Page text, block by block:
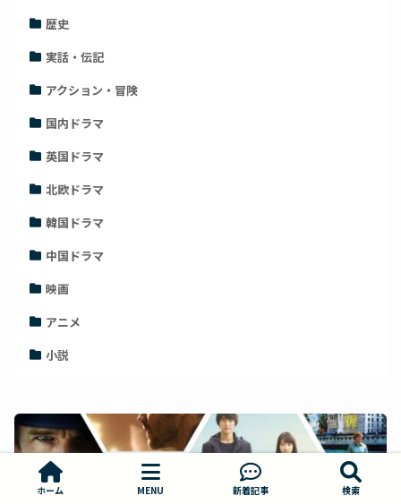
歴史
実話・伝記
アクション・冒険
国内ドラマ
英国ドラマ
北欧ドラマ
韓国ドラマ
中国ドラマ
映画
アニメ
小説
ホーム MENU 新着記事 検索